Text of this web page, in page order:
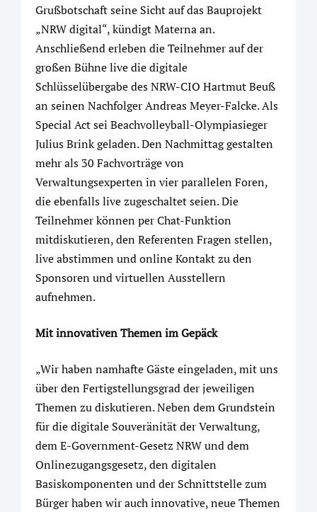
Grußbotschaft seine Sicht auf das Bauprojekt
„NRW digital“, kündigt Materna an.
Anschließend erleben die Teilnehmer auf der
großen Bühne live die digitale
Schlüsselübergabe des NRW-CIO Hartmut Beuß
an seinen Nachfolger Andreas Meyer-Falcke. Als
Special Act sei Beachvolleyball-Olympiasieger
Julius Brink geladen. Den Nachmittag gestalten
mehr als 30 Fachvorträge von
Verwaltungsexperten in vier parallelen Foren,
die ebenfalls live zugeschaltet seien. Die
Teilnehmer können per Chat-Funktion
mitdiskutieren, den Referenten Fragen stellen,
live abstimmen und online Kontakt zu den
Sponsoren und virtuellen Ausstellern
aufnehmen.
Mit innovativen Themen im Gepäck
„Wir haben namhafte Gäste eingeladen, mit uns
über den Fertigstellungsgrad der jeweiligen
Themen zu diskutieren. Neben dem Grundstein
für die digitale Souveränität der Verwaltung,
dem E-Government-Gesetz NRW und dem
Onlinezugangsgesetz, den digitalen
Basiskomponenten und der Schnittstelle zum
Bürger haben wir auch innovative, neue Themen